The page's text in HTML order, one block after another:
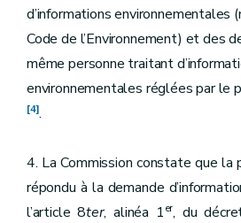
d’informations environnementales
Code de l’Environnement) et des
même personne traitant
environnementales réglées par le
[4].
4. La Commission constate que la
répondu à la demande
l’article 8ter, alinéa 1er, du